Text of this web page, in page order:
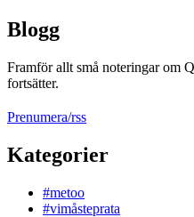
Blogg
Framför allt små noteringar om
fortsätter.
Prenumera/rss
Kategorier
#metoo
#vimåsteprata